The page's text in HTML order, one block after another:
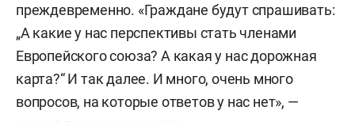
преждевременно. «Граждане будут спрашивать:
„А какие у нас перспективы стать членами
Европейского союза? А какая у нас дорожная
карта?“ И так далее. И много, очень много
вопросов, на которые ответов у нас нет», —